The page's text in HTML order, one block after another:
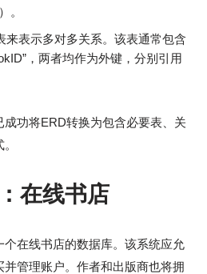
。
来表示多对多关系。该表通常包含
，两者均作为外键，分别引用
功将ERD转换为包含必要表、关
在线书店
在线书店的数据库。该系统应允
管理账户。作者和出版商也将拥